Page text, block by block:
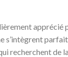
apprécié
s’intègrent
recherchent de